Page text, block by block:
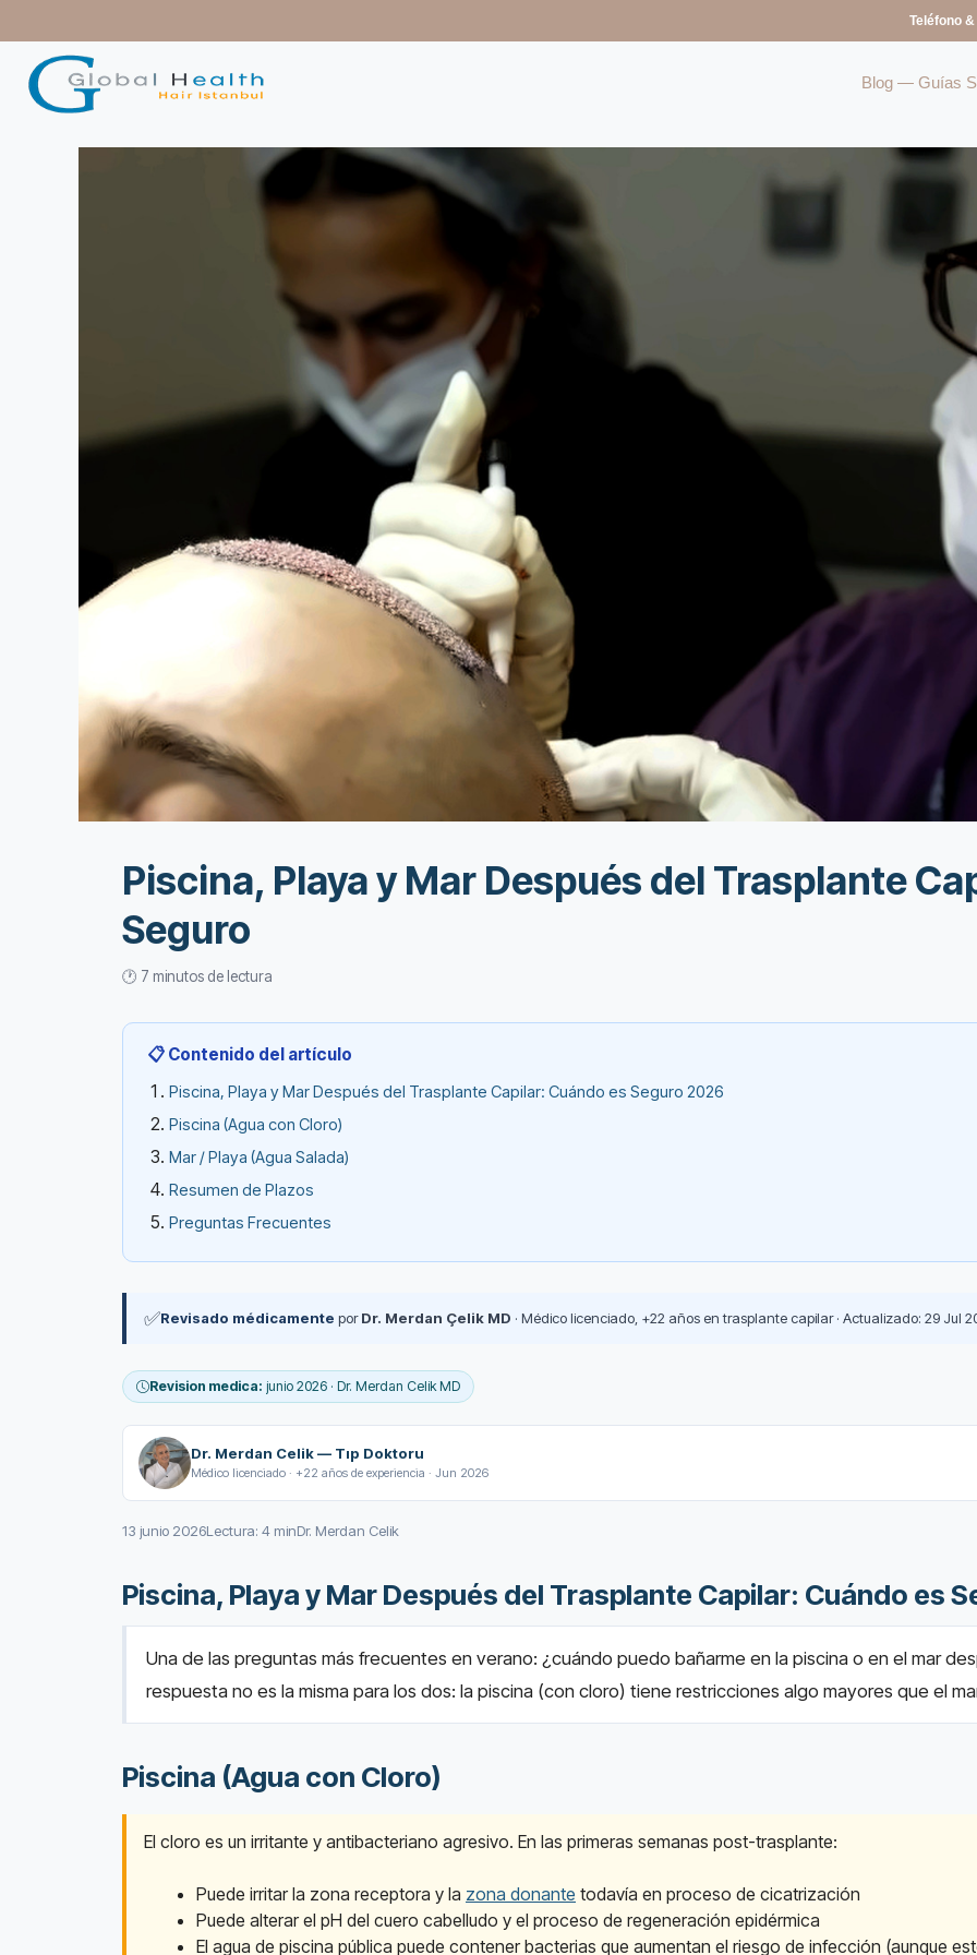
Teléfono
Blog — Guías
Piscina, Playa y Mar Después del Trasplante
Seguro
🕐 7 minutos de lectura
📋 Contenido del artículo
Piscina, Playa y Mar Después del Trasplante Capilar: Cuándo es Seguro 2026
Piscina (Agua con Cloro)
Mar / Playa (Agua Salada)
Resumen de Plazos
Preguntas Frecuentes
✅Revisado médicamente porDr. Merdan Çelik MD · Médico licenciado, +22 años en trasplante capilar · Actualizado: 29 Jul
Revision medica: junio 2026 · Dr. Merdan Celik MD
Dr. Merdan Celik — Tıp Doktoru
Médico licenciado · +22 años de experiencia · Jun 2026
13 junio 2026Lectura: 4 minDr. Merdan Celik
Piscina, Playa y Mar Después del Trasplante Capilar: Cuándo es
Una de las preguntas más frecuentes en verano: ¿cuándo puedo bañarme en la piscina o en el mar
respuesta no es la misma para los dos: la piscina (con cloro) tiene restricciones algo mayores que el
Piscina (Agua con Cloro)
El cloro es un irritante y antibacteriano agresivo. En las primeras semanas post-trasplante:
Puede irritar la zona receptora y la zona donante todavía en proceso de cicatrización
Puede alterar el pH del cuero cabelludo y el proceso de regeneración epidérmica
El agua de piscina pública puede contener bacterias que aumentan el riesgo de infección (aunque